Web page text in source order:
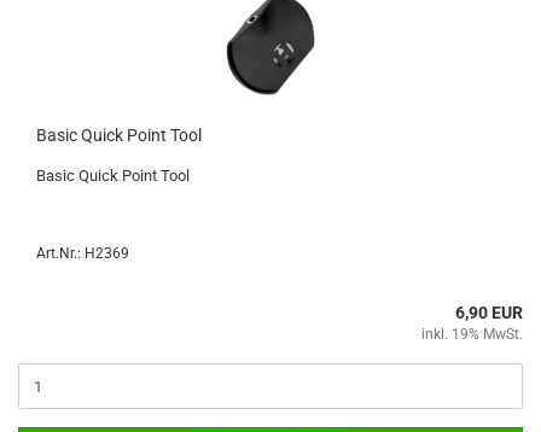
Basic Quick Point Tool
Basic Quick Point Tool
Art.Nr.: H2369
6,90 EUR
inkl. 19% MwSt.